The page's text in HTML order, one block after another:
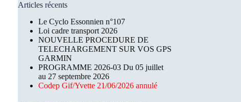
Articles récents
Le Cyclo Essonnien n°107
Loi cadre transport 2026
NOUVELLE PROCEDURE DE
TELECHARGEMENT SUR VOS GPS
GARMIN
PROGRAMME 2026-03 Du 05 juillet
au 27 septembre 2026
Codep Gif/Yvette 21/06/2026 annulé